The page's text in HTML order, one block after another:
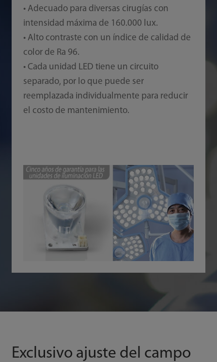
• Adecuado para diversas cirugías con
intensidad máxima de 160.000 lux.
• Alto contraste con un índice de calidad de
color de Ra 96.
• Cada unidad LED tiene un circuito
separado, por lo que puede ser
reemplazada individualmente para reducir
el costo de mantenimiento.
Exclusivo ajuste del campo